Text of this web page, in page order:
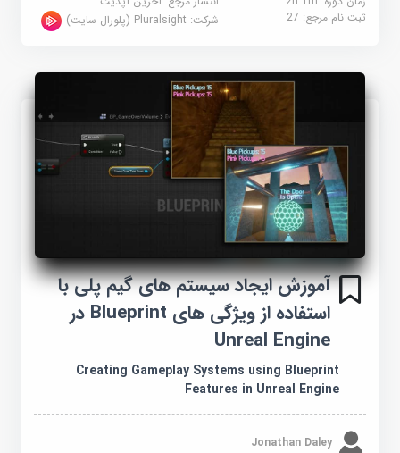
ثبت نام مرجع:27 شرکت:Pluralsight (پلورال سایت)
آموزش ایجاد سیستم های گیم پلی با
استفاده از ویژگی های Blueprint در
Unreal Engine
Creating Gameplay Systems using Blueprint
Features in Unreal Engine
Jonathan Daley